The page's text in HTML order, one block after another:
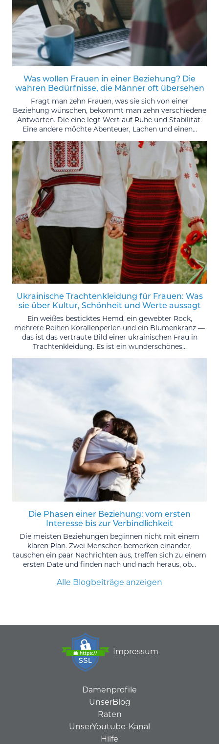
Was wollen Frauen in einer Beziehung? Die
wahren Bedürfnisse, die Männer oft übersehen
Fragt man zehn Frauen, was sie sich von einer
Beziehung wünschen, bekommt man zehn verschiedene
Antworten. Die eine legt Wert auf Ruhe und Stabilität.
Eine andere möchte Abenteuer, Lachen und einen...
Ukrainische Trachtenkleidung für Frauen: Was
sie über Kultur, Schönheit und Werte aussagt
Ein weißes besticktes Hemd, ein gewebter Rock,
mehrere Reihen Korallenperlen und ein Blumenkranz —
das ist das vertraute Bild einer ukrainischen Frau in
Trachtenkleidung. Es ist ein wunderschönes...
Die Phasen einer Beziehung: vom ersten
Interesse bis zur Verbindlichkeit
Die meisten Beziehungen beginnen nicht mit einem
klaren Plan. Zwei Menschen bemerken einander,
tauschen ein paar Nachrichten aus, treffen sich zu einem
ersten Date und finden nach und nach heraus, ob...
Alle Blogbeiträge anzeigen
Impressum
Damenprofile
UnserBlog
Raten
UnserYoutube-Kanal
Hilfe